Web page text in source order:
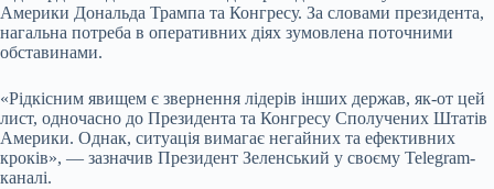
Америки Дональда Трампа та Конгресу. За словами президента,
нагальна потреба в оперативних діях зумовлена поточними
обставинами.
«Рідкісним явищем є звернення лідерів інших держав, як-от цей
лист, одночасно до Президента та Конгресу Сполучених Штатів
Америки. Однак, ситуація вимагає негайних та ефективних
кроків», — зазначив Президент Зеленський у своєму Telegram-
каналі.